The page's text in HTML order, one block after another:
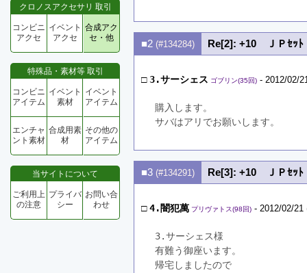
クロノスアクセサリ 取引
コンビニ
アクセ
イベント
アクセ
合成アク
セ・他
特殊品・素材等 取引
コンビニ
アイテム
イベント
素材
イベント
アイテム
エンチャ
ント素材
合成用素
材
その他の
アイテム
当サイトについて
ご利用上
の注意
プライバ
シー
お問い合
わせ
■2 (#134284) Re[2]: +10 ＪＰｾｯﾄ
□3.サーシェス ゴブリン(35回) - 2012/02/
購入します。
サバはアリでお願いします。
■3 (#134291) Re[3]: +10 ＪＰｾｯﾄ
□4.闇犯萬 プリヴァトス(98回) - 2012/02/
3.サーシェス様
有難う御座います。
帰宅しましたので